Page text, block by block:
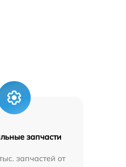
запчасти
запчастей от